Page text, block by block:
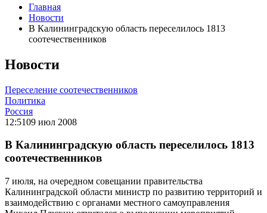
Главная
Новости
В Калининградскую область переселилось 1813
соотечественников
Новости
Переселение соотечественников
Политика
Россия
12:5109 июл 2008
В Калининградскую область переселилось 1813
соотечественников
7 июля, на очередном совещании правительства
Калининградской области министр по развитию территорий и
взаимодействию с органами местного самоуправления